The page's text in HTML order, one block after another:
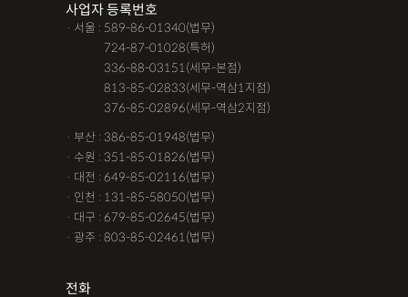
사업자 등록번호
· 서울 : 589-86-01340(법무)
724-87-01028(특허)
336-88-03151(세무-본점)
813-85-02833(세무-역삼1지점)
376-85-02896(세무-역삼2지점)
· 부산 : 386-85-01948(법무)
· 수원 : 351-85-01826(법무)
· 대전 : 649-85-02116(법무)
· 인천 : 131-85-58050(법무)
· 대구 : 679-85-02645(법무)
· 광주 : 803-85-02461(법무)
전화